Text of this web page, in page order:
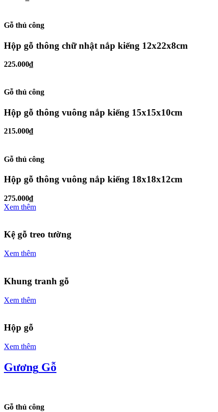
Gỗ thủ công
Hộp gỗ thông chữ nhật nắp kiếng 12x22x8cm
225.000₫
Gỗ thủ công
Hộp gỗ thông vuông nắp kiếng 15x15x10cm
215.000₫
Gỗ thủ công
Hộp gỗ thông vuông nắp kiếng 18x18x12cm
275.000₫
Xem thêm
Kệ gỗ treo tường
Xem thêm
Khung tranh gỗ
Xem thêm
Hộp gỗ
Xem thêm
Gương Gỗ
Gỗ thủ công